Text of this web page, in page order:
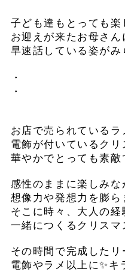
子ども達もとっても楽
お迎えが来たお母さん
早速話している姿がみ
・
・
お店で売られている
電飾が付いているクリ
華やかでとっても素
感性のままに楽しみな
想像力や発想力を膨ら
そこに時々、大人の経
一緒につくるクリスマ
その時間で完成したリ
電飾やラメ以上に✨キ